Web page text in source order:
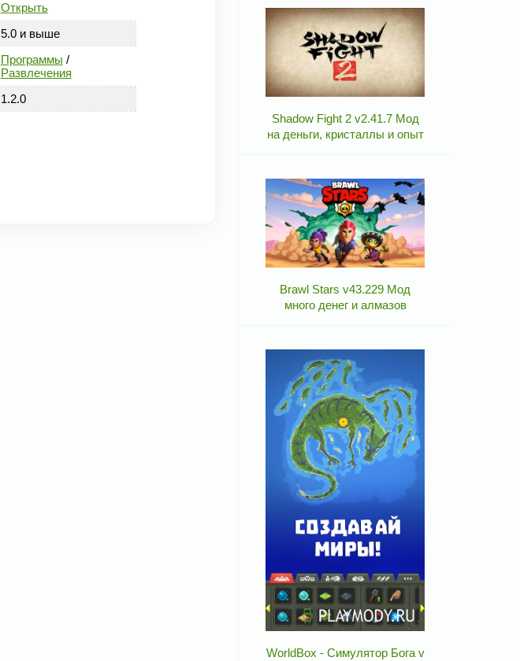
Открыть
5.0 и выше
Программы /
Развлечения
1.2.0
Shadow Fight 2 v2.41.7 Мод
на деньги, кристаллы и опыт
Brawl Stars v43.229 Мод
много денег и алмазов
WorldBox - Симулятор Бога v